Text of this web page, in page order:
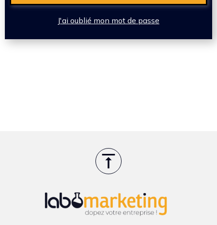
J'ai oublié mon mot de passe